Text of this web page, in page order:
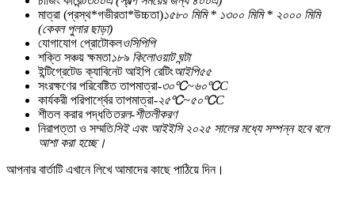
মাত্রা (প্রস্থ*গভীরতা*উচ্চতা)১৫৮০ মিমি * ১৩০০ মিমি * ২০০০ মিমি
(কেবল পুলার ছাড়া)
যোগাযোগ প্রোটোকলওসিপিপি
শক্তি সঞ্চয় ক্ষমতা১৮৯ কিলোওয়াট ঘন্টা
ইন্টিগ্রেটেড ক্যাবিনেট আইপি রেটিংআইপি৫৫
সংরক্ষণের পরিবেষ্টিত তাপমাত্রা-৩০℃~৬০℃C
কার্যকরী পরিপার্শ্বের তাপমাত্রা-২৫℃~৫০℃C
শীতল করার পদ্ধতিতরল-শীতলীকরণ
নিরাপত্তা ও সম্মতিসিই এবং আইইসি ২০২৫ সালের মধ্যে সম্পন্ন হবে বলে
আশা করা হচ্ছে।
আপনার বার্তাটি এখানে লিখে আমাদের কাছে পাঠিয়ে দিন।